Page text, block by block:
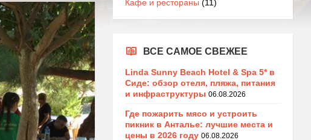
Кафе и рестораны (11)
ВСЕ САМОЕ СВЕЖЕЕ
Linda Sunny Beach Hotel & Spa 5* в
Сиде: обзор отеля, пляжа, питания
и инфраструктуры 06.08.2026
Где пожарить мясо и устроить
пикник в Анталье: лучшие места и
цены в 2026 году 06.08.2026